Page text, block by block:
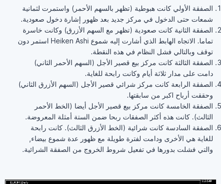
الصفقة الأولي كانت هبوطية (تظهر بالسهم الأحمر) واستمرت لثمانية
شمعات حتى الدخول في مركز جديد بعد ظهور إشارة دخول صعودية.
الصفقة الثانية كانت صعودية (تظهر مع السهم الأزرق) وكانت خاسرة
تماما. الاتجاه الهابط الذي أشارت إليه شموع Heiken Ashi استمر دون
توقف وبالتالي فشل النظام في هذه النقطة.
الصفقة الثالثة كانت مركز بيع قصير الأجل (السهم الأحمر الثاني)
دامت على مدار ثلاثة أيام وكانت رابحة للغاية.
الصفقة الرابعة كانت مركز شرائي قصير الأجل (السهم الأزرق الثاني)
وحققت أرباح اكبر من سابقتها.
الصفقة الخامسة كانت مركز بيع قصير الأجل أيضا (الخط الأحمر
الثالث). كانت هذه أكثر الصفقات ربحا ضمن الستة أمثلة المعروضة.
الصفقة السادسة كانت شرائية (الخط الأزرق الثالث). كانت رابحة
للغاية هي الأخرى ودامت لفترة طويلة مع ظهور عدة شموع بيضاء,
والتي فشلت بدورها في تفعيل شروط الخروج من الصفقة الشرائية.